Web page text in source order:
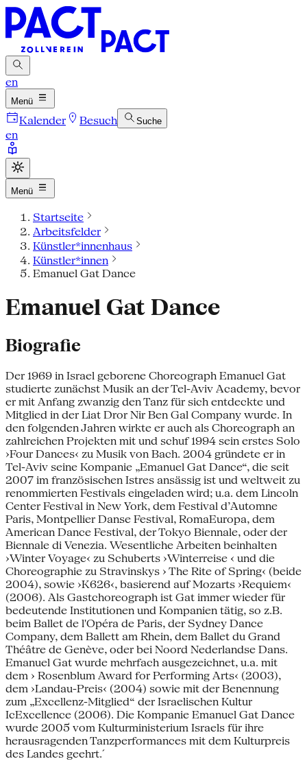
en
Menü
Kalender Besuch Suche
en
Menü
Startseite
Arbeitsfelder
Künstler*innenhaus
Künstler*innen
Emanuel Gat Dance
Emanuel Gat Dance
Biografie
Der 1969 in Israel geborene Choreograph Emanuel Gat
studierte zunächst Musik an der Tel-Aviv Academy, bevor
er mit Anfang zwanzig den Tanz für sich entdeckte und
Mitglied in der Liat Dror Nir Ben Gal Company wurde. In
den folgenden Jahren wirkte er auch als Choreograph an
zahlreichen Projekten mit und schuf 1994 sein erstes Solo
›Four Dances‹ zu Musik von Bach. 2004 gründete er in
Tel-Aviv seine Kompanie „Emanuel Gat Dance“, die seit
2007 im französischen Istres ansässig ist und weltweit zu
renommierten Festivals eingeladen wird; u.a. dem Lincoln
Center Festival in New York, dem Festival d’Automne
Paris, Montpellier Danse Festival, RomaEuropa, dem
American Dance Festival, der Tokyo Biennale, oder der
Biennale di Venezia. Wesentliche Arbeiten beinhalten
›Winter Voyage‹ zu Schuberts ›Winterreise ‹ und die
Choreographie zu Stravinskys › The Rite of Spring‹ (beide
2004), sowie ›K626‹, basierend auf Mozarts ›Requiem‹
(2006). Als Gastchoreograph ist Gat immer wieder für
bedeutende Institutionen und Kompanien tätig, so z.B.
beim Ballet de l'Opéra de Paris, der Sydney Dance
Company, dem Ballett am Rhein, dem Ballet du Grand
Théâtre de Genève, oder bei Noord Nederlandse Dans.
Emanuel Gat wurde mehrfach ausgezeichnet, u.a. mit
dem › Rosenblum Award for Performing Arts‹ (2003),
dem ›Landau-Preis‹ (2004) sowie mit der Benennung
zum „Excellenz-Mitglied“ der Israelischen Kultur
IcExcellence (2006). Die Kompanie Emanuel Gat Dance
wurde 2005 vom Kulturministerium Israels für ihre
herausragenden Tanzperformances mit dem Kulturpreis
des Landes geehrt.´